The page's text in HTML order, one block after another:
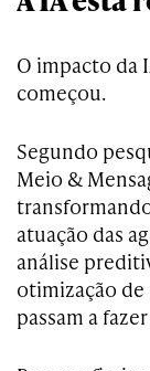
O impacto da
começou.
Segundo
Meio &
atuação das
análise
otimização
passam a